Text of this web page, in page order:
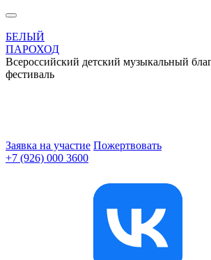
БЕЛЫЙ
ПАРОХОД
Всероссийский детский музыкальный
фестиваль
Заявка на участие Пожертвовать
+7 (926) 000 3600